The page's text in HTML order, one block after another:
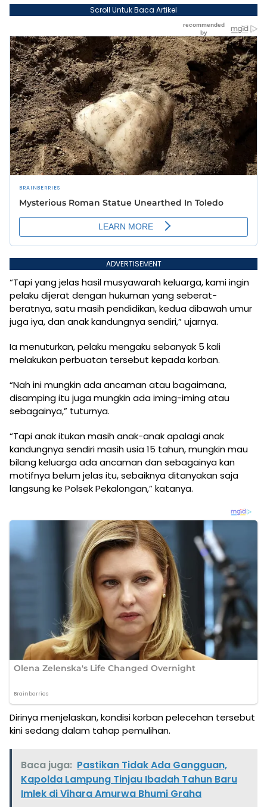
Scroll Untuk Baca Artikel
ADVERTISEMENT
“Tapi yang jelas hasil musyawarah keluarga, kami ingin
pelaku dijerat dengan hukuman yang seberat-
beratnya, satu masih pendidikan, kedua dibawah umur
juga iya, dan anak kandungnya sendiri,” ujarnya.
Ia menuturkan, pelaku mengaku sebanyak 5 kali
melakukan perbuatan tersebut kepada korban.
“Nah ini mungkin ada ancaman atau bagaimana,
disamping itu juga mungkin ada iming-iming atau
sebagainya,” tuturnya.
“Tapi anak itukan masih anak-anak apalagi anak
kandungnya sendiri masih usia 15 tahun, mungkin mau
bilang keluarga ada ancaman dan sebagainya kan
motifnya belum jelas itu, sebaiknya ditanyakan saja
langsung ke Polsek Pekalongan,” katanya.
Dirinya menjelaskan, kondisi korban pelecehan tersebut
kini sedang dalam tahap pemulihan.
Baca juga: Pastikan Tidak Ada Gangguan,
Kapolda Lampung Tinjau Ibadah Tahun Baru
Imlek di Vihara Amurwa Bhumi Graha